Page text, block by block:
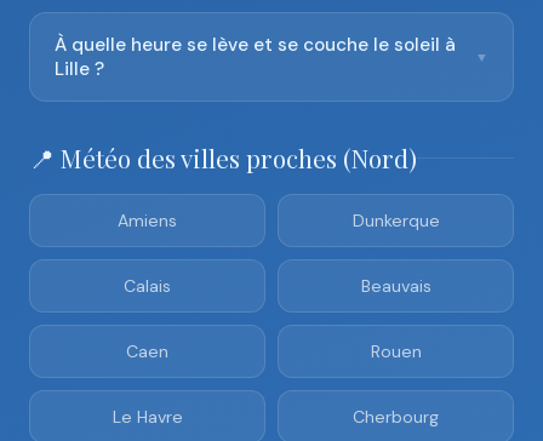
À quelle heure se lève et se couche le soleil à
Lille ?
▼
📍 Météo des villes proches (Nord)
Amiens Dunkerque
Calais Beauvais
Caen Rouen
Le Havre Cherbourg